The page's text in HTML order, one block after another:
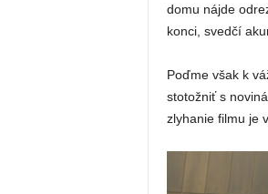
domu nájde
konci, svedčí
Poďme však k
stotožniť s
zlyhanie filmu je